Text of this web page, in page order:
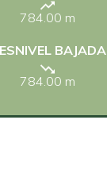
784.00 m
BAJADA
784.00 m